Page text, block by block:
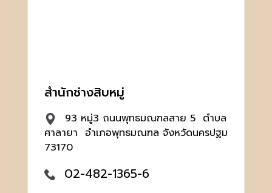
สำนักช่างสิบหมู่
93 หมู่3 ถนนพุทธมณฑลสาย 5 ตำบล
ศาลายา อำเภอพุทธมณฑล จังหวัดนครปฐม
73170
02-482-1365-6